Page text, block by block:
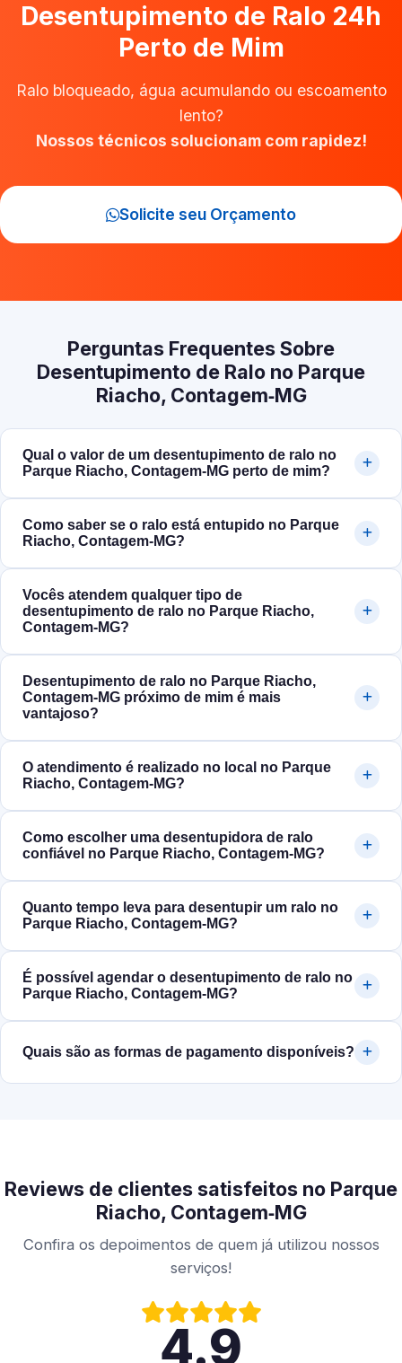
Desentupimento de Ralo 24h
Perto de Mim
Ralo bloqueado, água acumulando ou escoamento
lento?
Nossos técnicos solucionam com rapidez!
Solicite seu Orçamento
Perguntas Frequentes Sobre
Desentupimento de Ralo no Parque
Riacho, Contagem‑MG
Qual o valor de um desentupimento de ralo no
Parque Riacho, Contagem‑MG perto de mim?
Como saber se o ralo está entupido no Parque
Riacho, Contagem‑MG?
Vocês atendem qualquer tipo de
desentupimento de ralo no Parque Riacho,
Contagem‑MG?
Desentupimento de ralo no Parque Riacho,
Contagem‑MG próximo de mim é mais
vantajoso?
O atendimento é realizado no local no Parque
Riacho, Contagem‑MG?
Como escolher uma desentupidora de ralo
confiável no Parque Riacho, Contagem‑MG?
Quanto tempo leva para desentupir um ralo no
Parque Riacho, Contagem‑MG?
É possível agendar o desentupimento de ralo no
Parque Riacho, Contagem‑MG?
Quais são as formas de pagamento disponíveis?
Reviews de clientes satisfeitos no Parque
Riacho, Contagem‑MG
Confira os depoimentos de quem já utilizou nossos
serviços!
4.9